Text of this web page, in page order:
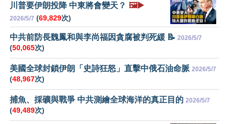
川普要伊朗投降 中東將會變天？ 🖼️▶️
2026/5/7 (69,829次)
中共前防長魏鳳和與李尚福因貪腐被判死緩 📝 2026/5/7
(50,065次)
美國全球封鎖伊朗「史詩狂怒」直擊中俄石油命脈 2026/5/7
(48,967次)
捕魚、採礦與戰爭 中共測繪全球海洋的真正目的 2026/5/7
(49,489次)